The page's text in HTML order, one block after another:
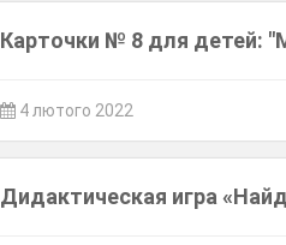
Карточки № 8 для детей:
4 лютого 2022
Дидактическая игра